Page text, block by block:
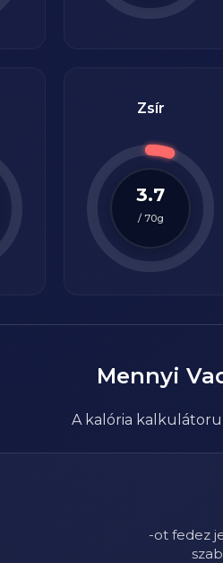
Zsír
3.7
/70g
Mennyi
A kalória
-ot fedez